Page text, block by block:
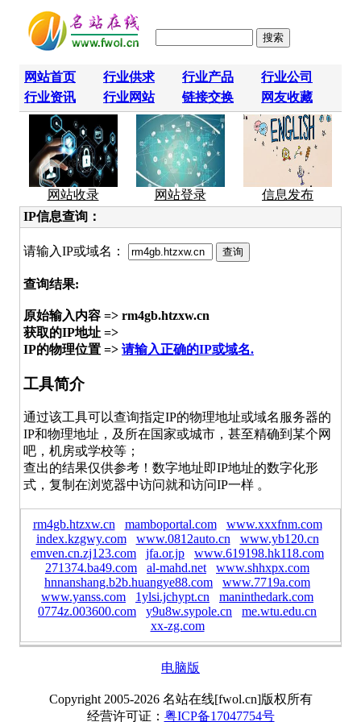
网站首页 行业供求 行业产品
行业公司
行业资讯
行业网站 链接交换 网友收藏
网站收录 网站登录
信息发布
IP信息查询：
请输入IP或域名：
查询结果:
原始输入内容 => rm4gb.htzxw.cn
获取的IP地址 =>
IP的物理位置 => 请输入正确的IP或域名.
工具简介
通过该工具可以查询指定IP的物理地址或域名服务器的
IP和物理地址，及所在国家或城市，甚至精确到某个网
吧，机房或学校等；
查出的结果仅供参考！数字地址即IP地址的数字化形
式，复制在浏览器中访问就和访问IP一样 。
rm4gb.htzxw.cn mamboportal.com
www.xxxfnm.com
index.kzgwy.com
www.0812auto.cn
www.yb120.cn
emven.cn.zj123.com
jfa.or.jp
www.619198.hk118.com
271374.ba49.com
al-mahd.net
www.shhxpx.com
hnnanshang.b2b.huangye88.com
www.7719a.com
www.yanss.com
1ylsi.jchypt.cn
maninthedark.com
0774z.003600.com
y9u8w.sypole.cn
me.wtu.edu.cn
xx-zg.com
电脑版
Copyright 2005-2026 名站在线[fwol.cn]版权所有
经营许可证： 粤ICP备17047754号